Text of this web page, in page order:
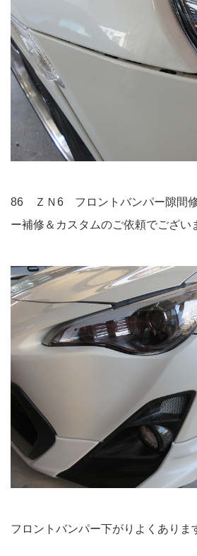
86 ＺＮ6 フロントバンパー隙間
ー補修＆カスタムのご依頼でござい
フロントバンパー下がりよくありま